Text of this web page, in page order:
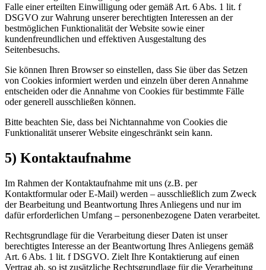
Falle einer erteilten Einwilligung oder gemäß Art. 6 Abs. 1 lit. f
DSGVO zur Wahrung unserer berechtigten Interessen an der
bestmöglichen Funktionalität der Website sowie einer
kundenfreundlichen und effektiven Ausgestaltung des
Seitenbesuchs.
Sie können Ihren Browser so einstellen, dass Sie über das Setzen
von Cookies informiert werden und einzeln über deren Annahme
entscheiden oder die Annahme von Cookies für bestimmte Fälle
oder generell ausschließen können.
Bitte beachten Sie, dass bei Nichtannahme von Cookies die
Funktionalität unserer Website eingeschränkt sein kann.
5) Kontaktaufnahme
Im Rahmen der Kontaktaufnahme mit uns (z.B. per
Kontaktformular oder E-Mail) werden – ausschließlich zum Zweck
der Bearbeitung und Beantwortung Ihres Anliegens und nur im
dafür erforderlichen Umfang – personenbezogene Daten verarbeitet.
Rechtsgrundlage für die Verarbeitung dieser Daten ist unser
berechtigtes Interesse an der Beantwortung Ihres Anliegens gemäß
Art. 6 Abs. 1 lit. f DSGVO. Zielt Ihre Kontaktierung auf einen
Vertrag ab, so ist zusätzliche Rechtsgrundlage für die Verarbeitung